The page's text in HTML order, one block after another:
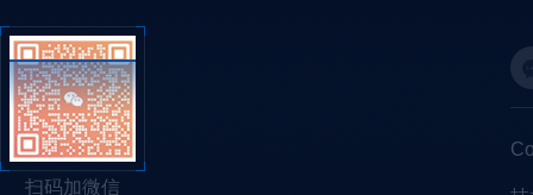
扫码加微信